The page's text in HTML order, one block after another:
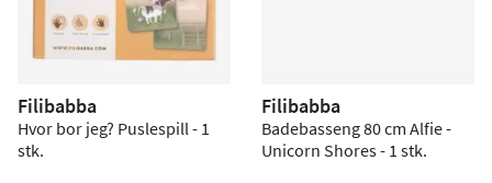
Filibabba
Hvor bor jeg? Puslespill - 1
stk.
Filibabba
Badebasseng 80 cm Alfie -
Unicorn Shores - 1 stk.